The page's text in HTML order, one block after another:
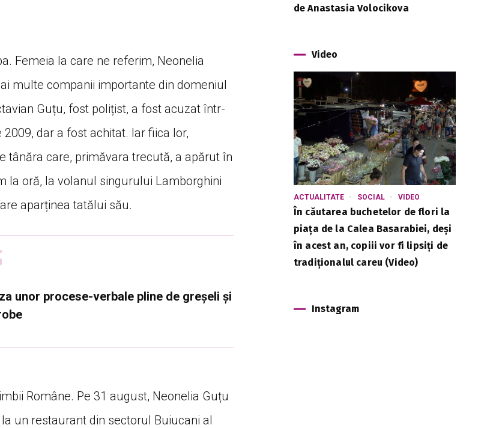
Femeia la care ne referim, Neonelia
multe companii importante din domeniul
Guțu, fost polițist, a fost acuzat într-
dar a fost achitat. Iar fiica lor,
tânăra care, primăvara trecută, a apărut în
la oră, la volanul singurului Lamborghini
aparținea tatălui său.
unor procese-verbale pline de greșeli și
Române. Pe 31 august, Neonelia Guțu
un restaurant din sectorul Buiucani al
de Anastasia Volocikova
Video
ACTUALITATE SOCIAL VIDEO
În căutarea buchetelor de flori la
piața de la Calea Basarabiei, deși
în acest an, copiii vor fi lipsiți de
tradiționalul careu (Video)
Instagram